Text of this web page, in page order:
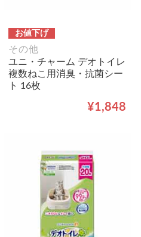
お値下げ
その他
ユニ・チャーム デオトイレ
複数ねこ用消臭・抗菌シー
ト 16枚
¥1,848